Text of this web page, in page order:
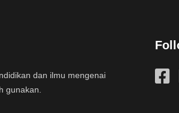
dan ilmu mengenai
gunakan.